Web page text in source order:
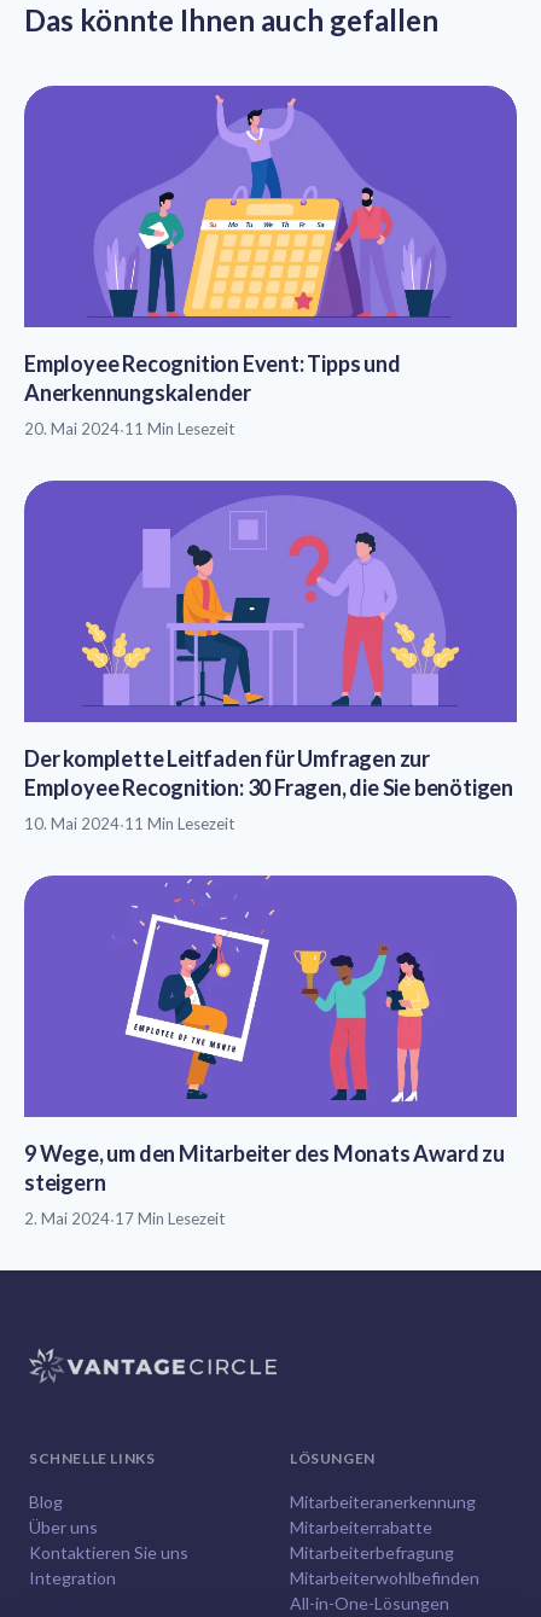
Das könnte Ihnen auch gefallen
Employee Recognition Event: Tipps und
Anerkennungskalender
20. Mai 2024·11 Min Lesezeit
Der komplette Leitfaden für Umfragen zur
Employee Recognition: 30 Fragen, die Sie benötigen
10. Mai 2024·11 Min Lesezeit
9 Wege, um den Mitarbeiter des Monats Award zu
steigern
2. Mai 2024·17 Min Lesezeit
SCHNELLE LINKS
Blog
Über uns
Kontaktieren Sie uns
Integration
LÖSUNGEN
Mitarbeiteranerkennung
Mitarbeiterrabatte
Mitarbeiterbefragung
Mitarbeiterwohlbefinden
All-in-One-Lösungen